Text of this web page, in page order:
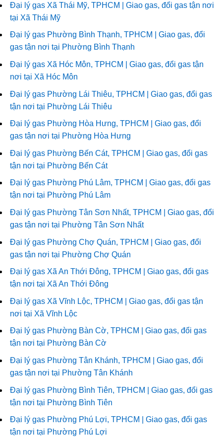
Đại lý gas Xã Thái Mỹ, TPHCM | Giao gas, đổi gas tận nơi
tại Xã Thái Mỹ
Đại lý gas Phường Bình Thạnh, TPHCM | Giao gas, đổi
gas tận nơi tại Phường Bình Thạnh
Đại lý gas Xã Hóc Môn, TPHCM | Giao gas, đổi gas tận
nơi tại Xã Hóc Môn
Đại lý gas Phường Lái Thiêu, TPHCM | Giao gas, đổi gas
tận nơi tại Phường Lái Thiêu
Đại lý gas Phường Hòa Hưng, TPHCM | Giao gas, đổi
gas tận nơi tại Phường Hòa Hưng
Đại lý gas Phường Bến Cát, TPHCM | Giao gas, đổi gas
tận nơi tại Phường Bến Cát
Đại lý gas Phường Phú Lâm, TPHCM | Giao gas, đổi gas
tận nơi tại Phường Phú Lâm
Đại lý gas Phường Tân Sơn Nhất, TPHCM | Giao gas, đổi
gas tận nơi tại Phường Tân Sơn Nhất
Đại lý gas Phường Chợ Quán, TPHCM | Giao gas, đổi
gas tận nơi tại Phường Chợ Quán
Đại lý gas Xã An Thới Đông, TPHCM | Giao gas, đổi gas
tận nơi tại Xã An Thới Đông
Đại lý gas Xã Vĩnh Lộc, TPHCM | Giao gas, đổi gas tận
nơi tại Xã Vĩnh Lộc
Đại lý gas Phường Bàn Cờ, TPHCM | Giao gas, đổi gas
tận nơi tại Phường Bàn Cờ
Đại lý gas Phường Tân Khánh, TPHCM | Giao gas, đổi
gas tận nơi tại Phường Tân Khánh
Đại lý gas Phường Bình Tiên, TPHCM | Giao gas, đổi gas
tận nơi tại Phường Bình Tiên
Đại lý gas Phường Phú Lợi, TPHCM | Giao gas, đổi gas
tận nơi tại Phường Phú Lợi